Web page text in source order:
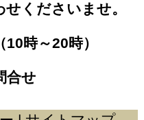
くださいませ。
時～20時）
合せ